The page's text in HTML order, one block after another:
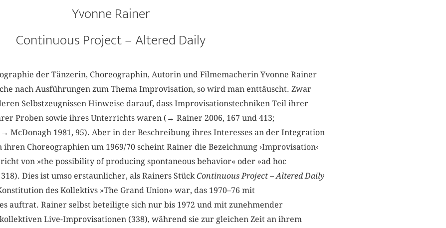
Yvonne Rainer
Continuous Project – Altered Daily
der Tänzerin, Choreographin, Autorin und Filmemacherin Yvonne Rainer
nach Ausführungen zum Thema Improvisation, so wird man enttäuscht. Zwar
Selbstzeugnissen Hinweise darauf, dass Improvisationstechniken Teil ihrer
Proben sowie ihres Unterrichts waren (→ Rainer 2006, 167 und 413;
McDonagh 1981, 95). Aber in der Beschreibung ihres Interesses an der Integration
Choreographien um 1969/70 scheint Rainer die Bezeichnung ›Improvisation‹
von »the possibility of producing spontaneous behavior« oder »ad hoc
Dies ist umso erstaunlicher, als Rainers StückContinuous Project – Altered Daily
des Kollektivs »The Grand Union« war, das 1970–76 mit
auftrat. Rainer selbst beteiligte sich nur bis 1972 und mit zunehmender
Live-Improvisationen (338), während sie zur gleichen Zeit an ihrem